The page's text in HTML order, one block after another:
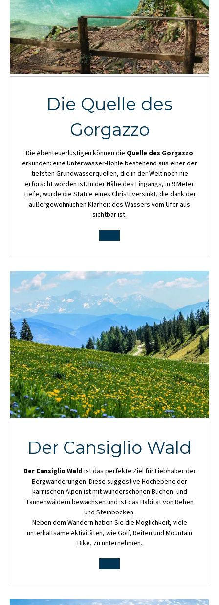
Die Quelle des
Gorgazzo
Die Abenteuerlustigen können die Quelle des Gorgazzo
erkunden: eine Unterwasser-Höhle bestehend aus einer der
tiefsten Grundwasserquellen, die in der Welt noch nie
erforscht worden ist. In der Nähe des Eingangs, in 9 Meter
Tiefe, wurde die Statue eines Christi versinkt, die dank der
außergewöhnlichen Klarheit des Wassers vom Ufer aus
sichtbar ist.
Der Cansiglio Wald
Der Cansiglio Wald ist das perfekte Ziel für Liebhaber der
Bergwanderungen. Diese suggestive Hochebene der
karnischen Alpen ist mit wunderschönen Buchen- und
Tannenwäldern bewachsen und ist das Habitat von Rehen
und Steinböcken.
Neben dem Wandern haben Sie die Möglichkeit, viele
unterhaltsame Aktivitäten, wie Golf, Reiten und Mountain
Bike, zu unternehmen.